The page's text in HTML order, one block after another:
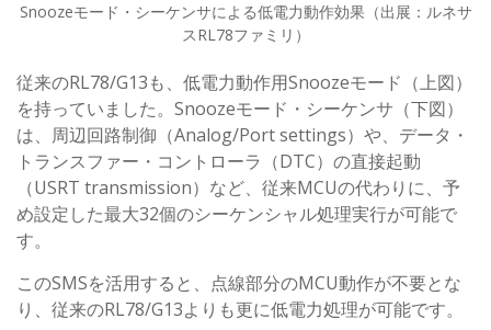
Snoozeモード・シーケンサによる低電力動作効果（出展：ルネサ
スRL78ファミリ）
従来のRL78/G13も、低電力動作用Snoozeモード（上図）
を持っていました。Snoozeモード・シーケンサ（下図）
は、周辺回路制御（Analog/Port settings）や、データ・
トランスファー・コントローラ（DTC）の直接起動
（USRT transmission）など、従来MCUの代わりに、予
め設定した最大32個のシーケンシャル処理実行が可能で
す。
このSMSを活用すると、点線部分のMCU動作が不要とな
り、従来のRL78/G13よりも更に低電力処理が可能です。